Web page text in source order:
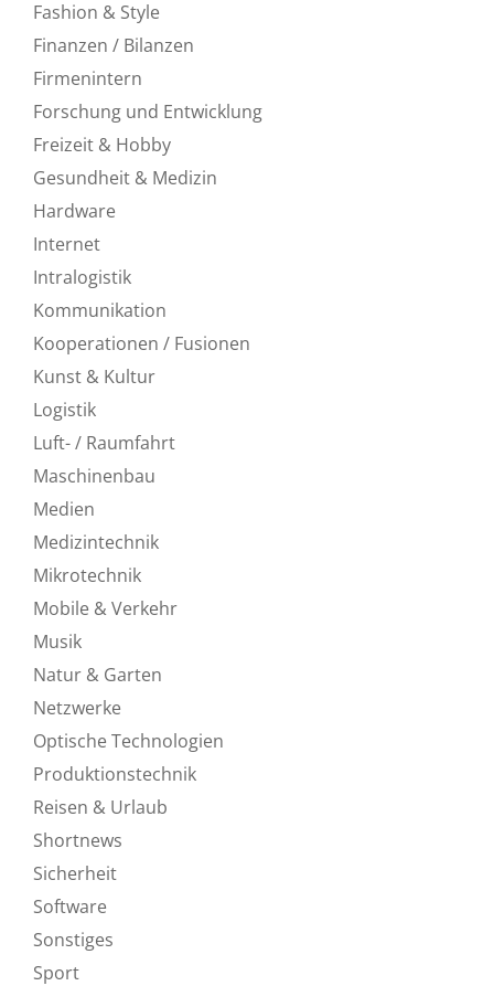
Fashion & Style
Finanzen / Bilanzen
Firmenintern
Forschung und Entwicklung
Freizeit & Hobby
Gesundheit & Medizin
Hardware
Internet
Intralogistik
Kommunikation
Kooperationen / Fusionen
Kunst & Kultur
Logistik
Luft- / Raumfahrt
Maschinenbau
Medien
Medizintechnik
Mikrotechnik
Mobile & Verkehr
Musik
Natur & Garten
Netzwerke
Optische Technologien
Produktionstechnik
Reisen & Urlaub
Shortnews
Sicherheit
Software
Sonstiges
Sport